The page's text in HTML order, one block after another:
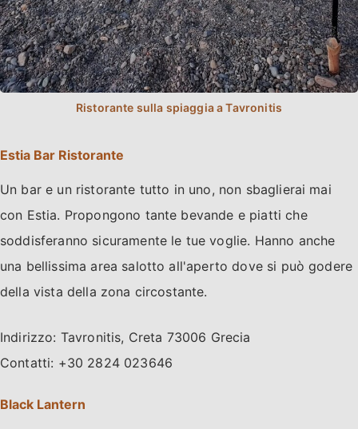
Estia Bar Ristorante
Un bar e un ristorante tutto in uno, non sbaglierai mai
con Estia. Propongono tante bevande e piatti che
soddisferanno sicuramente le tue voglie. Hanno anche
una bellissima area salotto all'aperto dove si può godere
della vista della zona circostante.
Indirizzo: Tavronitis, Creta 73006 Grecia
Contatti: +30 2824 023646
Black Lantern